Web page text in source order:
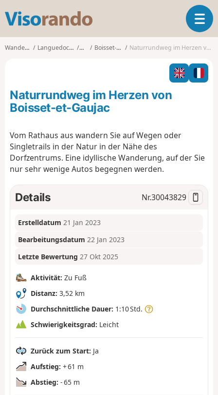
s
o
o
T
o
l
n
i
Wanderungen Languedoc-Roussillon GardBoisset-et-Gaujac Naturrundweg im Herzen von Boisset-et-Gaujac
Naturrundweg im Herzen von
Boisset-et-Gaujac
Vom Rathaus aus wandern Sie auf Wegen oder
Singletrails in der Natur in der Nähe des
Dorfzentrums. Eine idyllische Wanderung, auf der Sie
nur sehr wenige Autos begegnen werden.
Details Nr.30043829
Erstelldatum 21 Jan 2023
Bearbeitungsdatum 22 Jan 2023
Letzte Bewertung 27 Okt 2025
Aktivität: Zu Fuß
Distanz: 3,52 km
Durchschnittliche Dauer: 1:10 Std.
Schwierigkeitsgrad: Leicht
Zurück zum Start: Ja
Aufstieg: + 61 m
Abstieg: - 65 m